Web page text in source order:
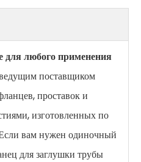
для любого применения
поставщиком
проставок и
изготовленных по
вам нужен одиночный
для заглушки трубы